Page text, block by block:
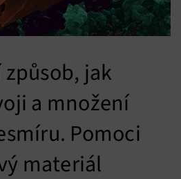
jak
a množení
Pomoci
materiál